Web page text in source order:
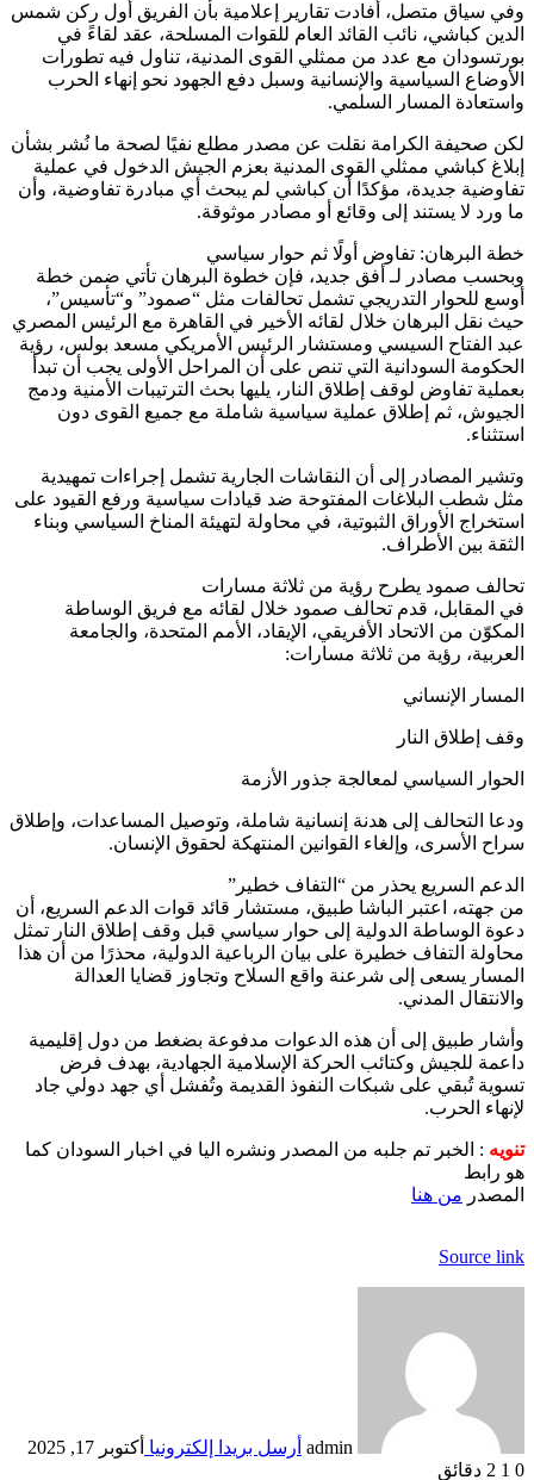
وفي سياق متصل، أفادت تقارير إعلامية بأن الفريق أول ركن شمس
الدين كباشي، نائب القائد العام للقوات المسلحة، عقد لقاءً في
بورتسودان مع عدد من ممثلي القوى المدنية، تناول فيه تطورات
الأوضاع السياسية والإنسانية وسبل دفع الجهود نحو إنهاء الحرب
واستعادة المسار السلمي.
لكن صحيفة الكرامة نقلت عن مصدر مطلع نفيًا لصحة ما نُشر بشأن
إبلاغ كباشي ممثلي القوى المدنية بعزم الجيش الدخول في عملية
تفاوضية جديدة، مؤكدًا أن كباشي لم يبحث أي مبادرة تفاوضية، وأن
ما ورد لا يستند إلى وقائع أو مصادر موثوقة.
خطة البرهان: تفاوض أولًا ثم حوار سياسي
وبحسب مصادر لـ أفق جديد، فإن خطوة البرهان تأتي ضمن خطة
أوسع للحوار التدريجي تشمل تحالفات مثل “صمود” و“تأسيس”،
حيث نقل البرهان خلال لقائه الأخير في القاهرة مع الرئيس المصري
عبد الفتاح السيسي ومستشار الرئيس الأمريكي مسعد بولس، رؤية
الحكومة السودانية التي تنص على أن المراحل الأولى يجب أن تبدأ
بعملية تفاوض لوقف إطلاق النار، يليها بحث الترتيبات الأمنية ودمج
الجيوش، ثم إطلاق عملية سياسية شاملة مع جميع القوى دون
استثناء.
وتشير المصادر إلى أن النقاشات الجارية تشمل إجراءات تمهيدية
مثل شطب البلاغات المفتوحة ضد قيادات سياسية ورفع القيود على
استخراج الأوراق الثبوتية، في محاولة لتهيئة المناخ السياسي وبناء
الثقة بين الأطراف.
تحالف صمود يطرح رؤية من ثلاثة مسارات
في المقابل، قدم تحالف صمود خلال لقائه مع فريق الوساطة
المكوّن من الاتحاد الأفريقي، الإيقاد، الأمم المتحدة، والجامعة
العربية، رؤية من ثلاثة مسارات:
المسار الإنساني
وقف إطلاق النار
الحوار السياسي لمعالجة جذور الأزمة
ودعا التحالف إلى هدنة إنسانية شاملة، وتوصيل المساعدات، وإطلاق
سراح الأسرى، وإلغاء القوانين المنتهكة لحقوق الإنسان.
الدعم السريع يحذر من “التفاف خطير”
من جهته، اعتبر الباشا طبيق، مستشار قائد قوات الدعم السريع، أن
دعوة الوساطة الدولية إلى حوار سياسي قبل وقف إطلاق النار تمثل
محاولة التفاف خطيرة على بيان الرباعية الدولية، محذرًا من أن هذا
المسار يسعى إلى شرعنة واقع السلاح وتجاوز قضايا العدالة
والانتقال المدني.
وأشار طبيق إلى أن هذه الدعوات مدفوعة بضغط من دول إقليمية
داعمة للجيش وكتائب الحركة الإسلامية الجهادية، بهدف فرض
تسوية تُبقي على شبكات النفوذ القديمة وتُفشل أي جهد دولي جاد
لإنهاء الحرب.
تنويه : الخبر تم جلبه من المصدر ونشره اليا في اخبار السودان كما
هو رابط
المصدر من هنا
Source link
admin أرسل بريدا إلكترونيا أكتوبر 17, 2025
0
2 دقائق